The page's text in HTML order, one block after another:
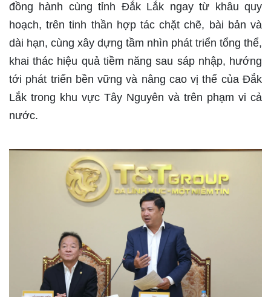
đồng hành cùng tỉnh Đắk Lắk ngay từ khâu quy
hoạch, trên tinh thần hợp tác chặt chẽ, bài bản và
dài hạn, cùng xây dựng tầm nhìn phát triển tổng thể,
khai thác hiệu quả tiềm năng sau sáp nhập, hướng
tới phát triển bền vững và nâng cao vị thế của Đắk
Lắk trong khu vực Tây Nguyên và trên phạm vi cả
nước.